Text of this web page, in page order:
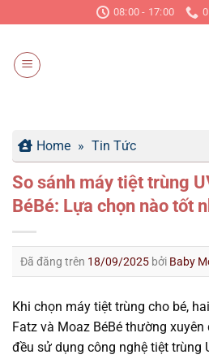
đến
dung
08:00 - 17:00
Home » Tin Tức
So sánh máy tiệt trùng
BéBé: Lựa chọn nào tốt
Đã đăng trên 18/09/2025 bởi Baby
Khi chọn máy tiệt trùng cho bé,
Fatz và Moaz BéBé thường
đều sử dụng công nghệ tiệt trùng